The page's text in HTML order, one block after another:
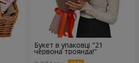
Букет в упаковці "21
червона троянда!"